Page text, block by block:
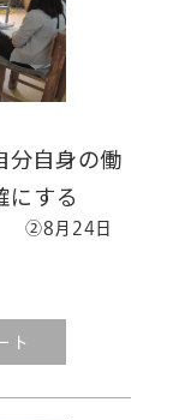
分自身の働
にする
②8月24日
ト